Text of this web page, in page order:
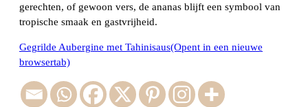
gerechten, of gewoon vers, de ananas blijft een symbool van
tropische smaak en gastvrijheid.
Gegrilde Aubergine met Tahinisaus(Opent in een nieuwe
browsertab)